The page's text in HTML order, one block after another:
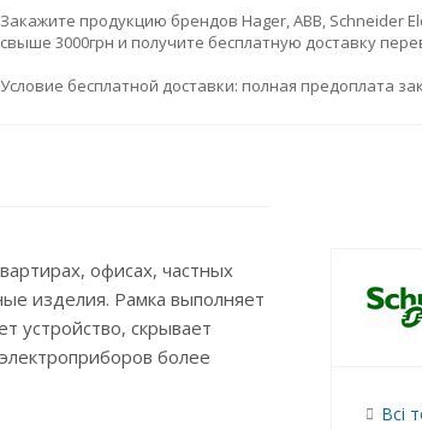
Закажите продукцию брендов Hager, ABB, Schneider
свыше 3000грн и получите бесплатную доставку
Условие бесплатной доставки: полная предоплата
офисах, частных
изделия. Рамка выполняет
устройство, скрывает
более
Всі